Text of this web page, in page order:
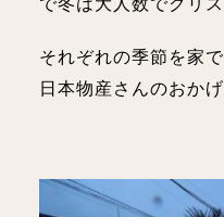
で冬は大人数でクリ
それぞれの季節を家
日本物産さんのおかげ